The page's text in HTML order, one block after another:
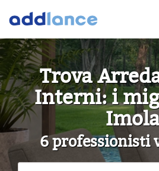
Trova
Interni: i
6 professionisti